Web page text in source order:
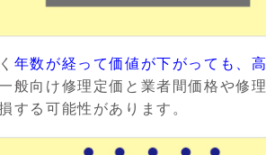
年数が経って価値が下がっても、
一般向け修理定価と業者間価格や修
する可能性があります。